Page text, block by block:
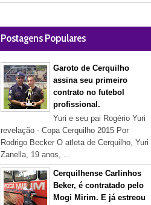
Postagens Populares
Garoto de Cerquilho
assina seu primeiro
contrato no futebol
profissional.
Yuri e seu pai Rogério Yuri
revelação - Copa Cerquilho 2015 Por
Rodrigo Becker O atleta de Cerquilho, Yuri
Zanella, 19 anos, ...
Cerquilhense Carlinhos
Beker, é contratado pelo
Mogi Mirim. E já estreou